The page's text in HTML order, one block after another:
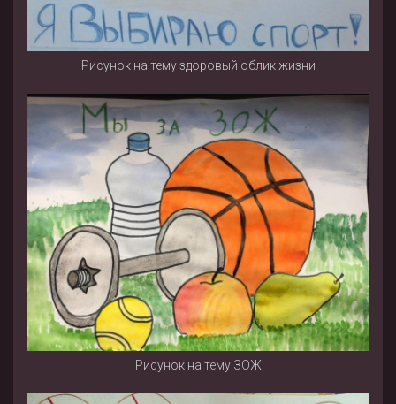
Рисунок на тему здоровый облик жизни
Рисунок на тему ЗОЖ